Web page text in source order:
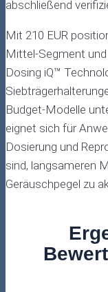
abschließend
Mit 210 EUR
Mittel-Segment
Dosing iQ™
Budget-Modelle
eignet sich für
Dosierung und
sind, langsameren
Geräuschpegel zu